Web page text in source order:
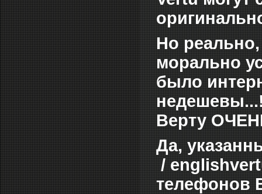
Но
морально
было
Верту
Да,
/
телефонов